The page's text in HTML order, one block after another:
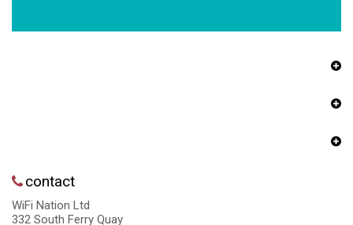
contact
WiFi Nation Ltd
332 South Ferry Quay